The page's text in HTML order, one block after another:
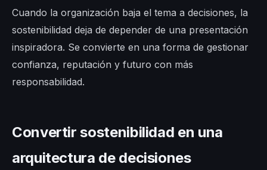
Cuando la organización baja el tema a decisiones, la
sostenibilidad deja de depender de una presentación
inspiradora. Se convierte en una forma de gestionar
confianza, reputación y futuro con más
responsabilidad.
Convertir sostenibilidad en una
arquitectura de decisiones